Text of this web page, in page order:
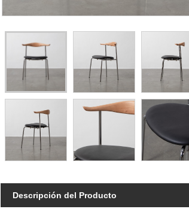
Descripción del Producto